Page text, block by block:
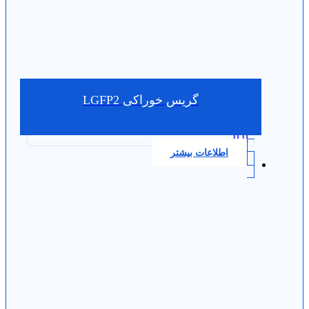
گریس خوراکی LGFP2
0.0
اطلاعات بیشتر